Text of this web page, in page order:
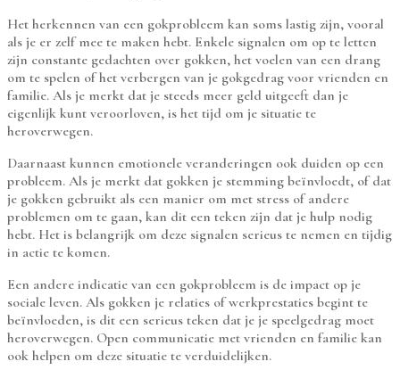
Het herkennen van een gokprobleem kan soms lastig zijn, vooral
als je er zelf mee te maken hebt. Enkele signalen om op te letten
zijn constante gedachten over gokken, het voelen van een drang
om te spelen of het verbergen van je gokgedrag voor vrienden en
familie. Als je merkt dat je steeds meer geld uitgeeft dan je
eigenlijk kunt veroorloven, is het tijd om je situatie te
heroverwegen.
Daarnaast kunnen emotionele veranderingen ook duiden op een
probleem. Als je merkt dat gokken je stemming beïnvloedt, of dat
je gokken gebruikt als een manier om met stress of andere
problemen om te gaan, kan dit een teken zijn dat je hulp nodig
hebt. Het is belangrijk om deze signalen serieus te nemen en tijdig
in actie te komen.
Een andere indicatie van een gokprobleem is de impact op je
sociale leven. Als gokken je relaties of werkprestaties begint te
beïnvloeden, is dit een serieus teken dat je je speelgedrag moet
heroverwegen. Open communicatie met vrienden en familie kan
ook helpen om deze situatie te verduidelijken.